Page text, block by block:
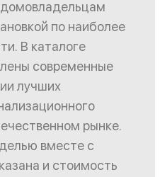
по наиболее
В каталоге
современные
лучших
рынке.
вместе с
и стоимость